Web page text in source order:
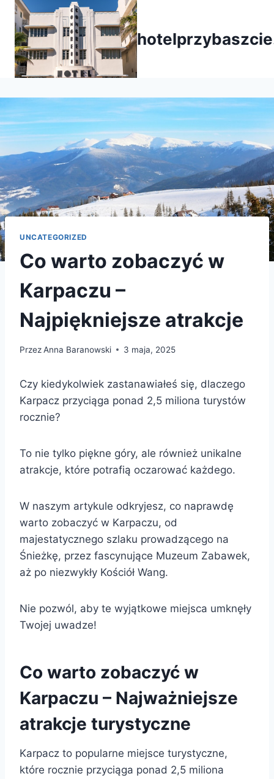
Przejdź
treści
UNCATEGORIZED
Co warto zobaczyć w
Karpaczu –
Najpiękniejsze atrakcje
PrzezAnna Baranowski 3 maja, 2025
Czy kiedykolwiek zastanawiałeś się, dlaczego
Karpacz przyciąga ponad 2,5 miliona turystów
rocznie?
To nie tylko piękne góry, ale również unikalne
atrakcje, które potrafią oczarować każdego.
W naszym artykule odkryjesz, co naprawdę
warto zobaczyć w Karpaczu, od
majestatycznego szlaku prowadzącego na
Śnieżkę, przez fascynujące Muzeum Zabawek,
aż po niezwykły Kościół Wang.
Nie pozwól, aby te wyjątkowe miejsca umknęły
Twojej uwadze!
Co warto zobaczyć w
Karpaczu – Najważniejsze
atrakcje turystyczne
Karpacz to popularne miejsce turystyczne,
które rocznie przyciąga ponad 2,5 miliona